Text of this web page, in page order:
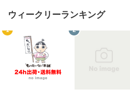
ウィークリーランキング
1 2